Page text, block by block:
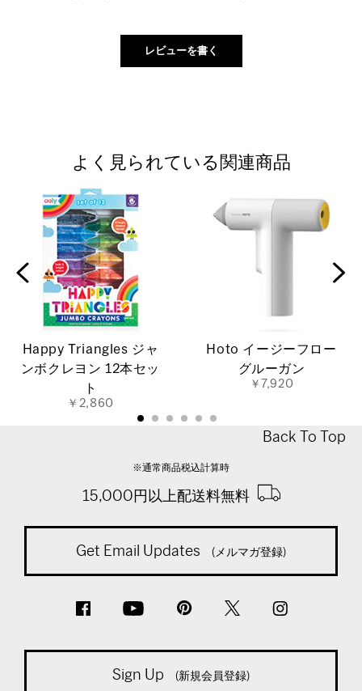
よく見られている関連商品
Happy Triangles ジャ
ンボクレヨン 12本セッ
ト
￥2,860
Hoto イージーフロー
グルーガン
￥7,920
Back To Top
※通常商品税込計算時
15,000円以上配送料無料
Get Email Updates (メルマガ登録)
Sign Up (新規会員登録)